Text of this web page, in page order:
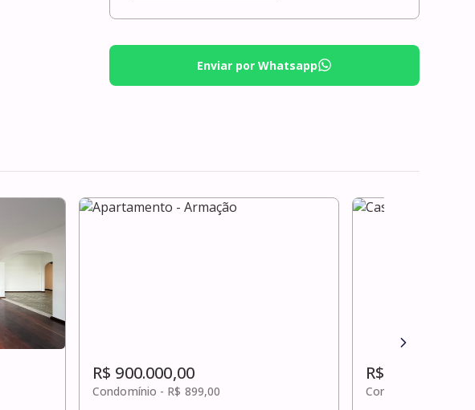
Enviar por Whatsapp
R$ 900.000,00
Condomínio - R$ 899,00
R$ 910.000,00
Condomínio -